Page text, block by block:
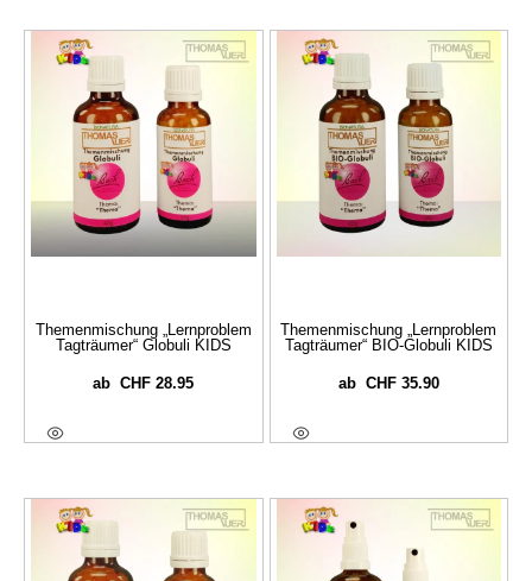
Themenmischung „Lernproblem
Tagträumer“ Globuli KIDS
abCHF 28.95
Themenmischung „Lernproblem
Tagträumer“ BIO-Globuli KIDS
ab CHF35.90